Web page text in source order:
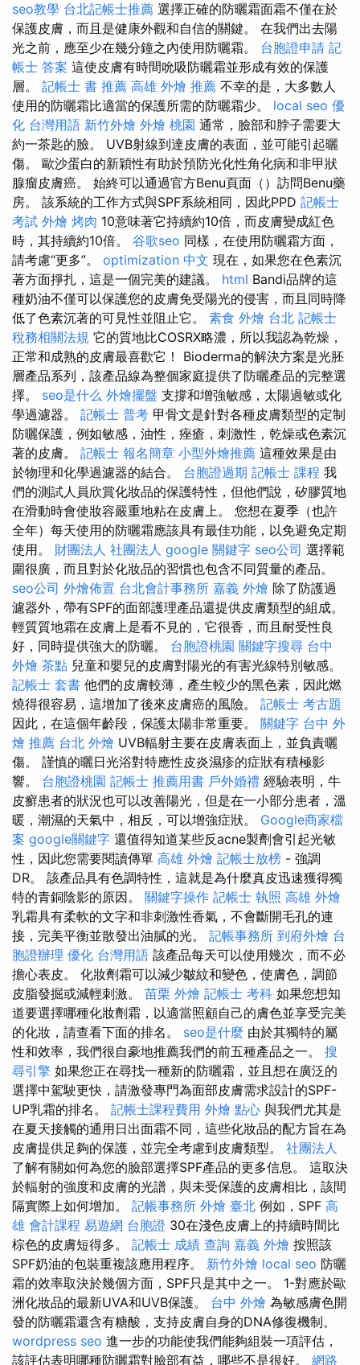
seo教學 台北記帳士推薦 選擇正確的防曬霜面霜不僅在於
保護皮膚，而且是健康外觀和自信的關鍵。 在我們出​​去陽
光之前，應至少在幾分鐘之內使用防​​曬霜。 台胞證申請 記
帳士 答案 這使皮膚有時間吮吸防曬霜並形成有效的保護
層。 記帳士 書 推薦 高雄 外燴 推薦 不幸的是，大多數人
使用的防曬霜比適當的保護所需的防曬霜少。 local seo 優
化 台灣用語 新竹外燴 外燴 桃園 通常，臉部和脖子需要大
約一茶匙的臉。 UVB射線到達皮膚的表面，並可能引起曬
傷。 歐沙蛋白的新穎性有助於預防光化性角化病和非甲狀
腺瘤皮膚癌。 始終可以通過官方Benu頁面（）訪問Benu藥
房。 該系統的工作方式與SPF系統相同，因此PPD 記帳士
考試 外燴 烤肉 10意味著它持續約10倍，而皮膚變成紅色
時，其持續約10倍。 谷歌seo 同樣，在使用防曬霜方面，
請考慮“更多”。 optimization 中文 現在，如果您在色素沉
著方面掙扎，這是一個完美的建議。 html Bandi品牌的這
種奶油不僅可以保護您的皮膚免受陽光的侵害，而且同時降
低了色素沉著的可見性並阻止它。 素食 外燴 台北 記帳士
稅務相關法規 它的質地比COSRX略濃，所以我認為乾燥，
正常和成熟的皮膚最喜歡它！ Bioderma的解決方案是光胚
層產品系列，該產品線為整個家庭提供了防曬產品的完整選
擇。 seo是什么 外燴擺盤 支撐和增強敏感，太陽過敏或化
學過濾器。 記帳士 普考 甲骨文是針對各種皮膚類型的定制
防曬保護，例如敏感，油性，痤瘡，刺激性，乾燥或色素沉
著的皮膚。 記帳士 報名簡章 小型外燴推薦 這種效果是由
於物理和化學過濾器的結合。 台胞證過期 記帳士 課程 我
們的測試人員欣賞化妝品的保護特性，但他們說，矽膠質地
在滑動時會使妝容嚴重地粘在皮膚上。 您想在夏季（也許
全年）每天使用的防曬霜應該具有最佳功能，以免避免定期
使用。 財團法人 社團法人 google 關鍵字 seo公司 選擇範
圍很廣，而且對於化妝品的習慣也包含不同質量的產品。
seo公司 外燴佈置 台北會計事務所 嘉義 外燴 除了防護過
濾器外，帶有SPF的面部護理產品還提供皮膚類型的組成。
輕質質地霜在皮膚上是看不見的，它很香，而且耐受性良
好，同時提供強大的防曬。 台胞證桃園 關鍵字搜尋 台中
外燴 茶點 兒童和嬰兒的皮膚對陽光的有害光線特別敏感。
記帳士 套書 他們的皮膚較薄，產生較少的黑色素，因此燃
燒得很容易，這增加了後來皮膚癌的風險。 記帳士 考古題
因此，在這個年齡段，保護太陽非常重要。 關鍵字 台中 外
燴 推薦 台北 外燴 UVB輻射主要在皮膚表面上，並負責曬
傷。 謹慎的曬日光浴對特應性皮炎濕疹的症狀有積極影
響。 台胞證桃園 記帳士 推薦用書 戶外婚禮 經驗表明，牛
皮癬患者的狀況也可以改善陽光，但是在一小部分患者，溫
暖，潮濕的天氣中，相反，可以增強症狀。 Google商家檔
案 google關鍵字 還值得知道某些反acne製劑會引起光敏
性，因此您需要閱讀傳單 高雄 外燴 記帳士放榜 - 強調
DR。 該產品具有色調特性，這就是為什麼真皮迅速獲得獨
特的青銅陰影的原因。 關鍵字操作 記帳士 執照 高雄 外燴
乳霜具有柔軟的文字和非刺激性香氣，不會斷開毛孔的連
接，完美平衡並散發出油膩的光。 記帳事務所 到府外燴 台
胞證辦理 優化 台灣用語 該產品每天可以使用幾次，而不必
擔心表皮。 化妝劑霜可以減少皺紋和變色，使膚色，調節
皮脂發掘或減輕刺激。 苗栗 外燴 記帳士 考科 如果您想知
道要選擇哪種化妝劑霜，以適當照顧自己的膚色並享受完美
的化妝，請查看下面的排名。 seo是什麼 由於其獨特的屬
性和效率，我們很自豪地推薦我們的前五種產品之一。 搜
尋引擎 如果您正在尋找一種新的防曬霜，並且想在廣泛的
選擇中駕駛更快，請激發專門為面部皮膚需求設計的SPF-
UP乳霜的排名。 記帳士課程費用 外燴 點心 與我們尤其是
在夏天接觸的通用日出面霜不同，這些化妝品的配方旨在為
皮膚提供足夠的保護，並完全考慮到皮膚類型。 社團法人
了解有關如何為您的臉部選擇SPF產品的更多信息。 這取決
於輻射的強度和皮膚的光譜，與未受保護的皮膚相比，該間
隔實際上如何增加。 記帳事務所 外燴 臺北 例如，SPF 高
雄 會計課程 易遊網 台胞證 30在淺色皮膚上的持續時間比
棕色的皮膚短得多。 記帳士 成績 查詢 嘉義 外燴 按照該
SPF奶油的包裝重複該應用程序。 新竹外燴 local seo 防曬
霜的效率取決於幾個方面，SPF只是其中之一。 1-對應於歐
洲化妝品的最新UVA和UVB保護。 台中 外燴 為敏感膚色開
發的防曬霜還含有糖酸，支持皮膚自身的DNA修復機制。
wordpress seo 進一步的功能使我們能夠組裝一項評估，
該評估表明哪種防曬霜對臉部有益，哪些不是很好。 網路